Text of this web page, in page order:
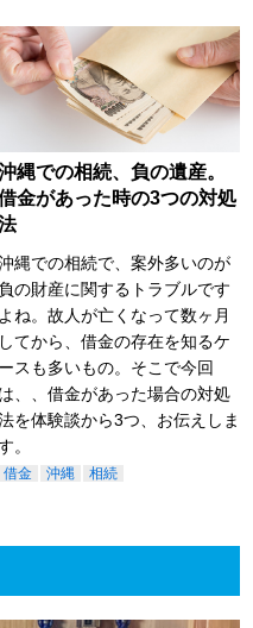
縄での相続、負の遺産。
金があった時の3つの対処
縄での相続で、案外多いのが
負の財産に関するトラブルです
よね。故人が亡くなって数ヶ月
してから、借金の存在を知るケ
ースも多いもの。そこで今回
は、、借金があった場合の対処
を体験談から3つ、お伝えしま
。
借金 沖縄 相続